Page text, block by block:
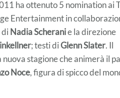
ha ottenuto 5 nomination ai
Entertainment in
Nadia Scheranie la direzione
; testi diGlenn Slater. Il
nuova stagione che animerà il
Noce, figura di spicco del